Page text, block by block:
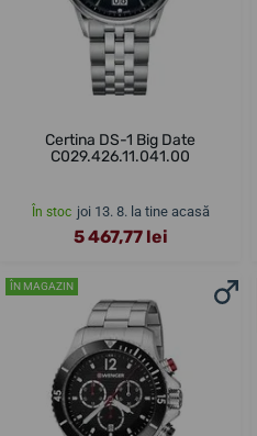
Certina DS-1 Big Date
C029.426.11.041.00
În stoc joi 13. 8. la tine acasă
5 467,77 lei
ÎN MAGAZIN